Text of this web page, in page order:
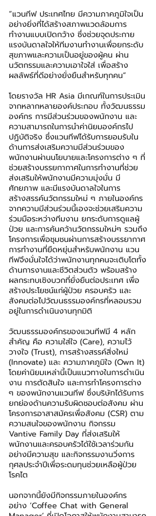
“แวนทีฟ ประเทศไทย มีความภาคภูมิใจเป็น
อย่างยิ่งที่ได้สร้างสภาพแวดล้อมการ
ทำงานแบบเปิดกว้าง ซึ่งช่วยจุดประกาย
แรงบันดาลใจให้ทีมงานทำงานเพื่อยกระดับ
สุขภาพและความเป็นอยู่ของผู้คน ผ่าน
นวัตกรรมและความเอาใจใส่ เพื่อสร้าง
ผลลัพธ์ที่ดีอย่างยั่งยืนสำหรับทุกคน”
โดยรางวัล HR Asia มีเกณฑ์ในการประเมิน
จากหลากหลายองค์ประกอบ ทั้งวัฒนธรรม
องค์กร การมีส่วนร่วมของพนักงาน และ
ความสามารถในการนำค่านิยมองค์กรไป
ปฏิบัติจริง ซึ่งแวนทีฟได้รับการยอมรับใน
ด้านการส่งเสริมความมีส่วนร่วมของ
พนักงานผ่านนโยบายและโครงการต่าง ๆ ที่
ช่วยสร้างบรรยกากาศในการทำงานที่ช่วย
ส่งเสริมให้พนักงานมีความมุ่งมั่น มี
ศักยภาพ และมีแรงบันดาลใจในการ
สร้างสรรค์นวัตกรรมใหม่ ๆ ภายในองค์กร
จากความมีส่วนร่วมนี้เองจะช่วยเสริมความ
ร่วมมือระหว่างทีมงาน ยกระดับการดูแลผู้
ป่วย และการค้นคว้านวัตกรรมใหม่ๆ รวมถึง
โครงการเพื่อชุมชนผ่านการสร้างบรรยากาศ
การทำงานที่ยืดหยุ่นสำหรับพนักงาน แวน
ทีฟจึงมั่นใจได้ว่าพนักงานทุกคนจะเติบโตทั้ง
ด้านการงานและชีวิตส่วนตัว พร้อมสร้าง
ผลกระทบเชิงบวกที่ยั่งยืนต่อประเทศ เพื่อ
สร้างประโยชน์แก่ผู้ป่วย ครอบครัว และ
สังคมต่อไปวัฒนธรรมองค์กรที่หลอมรวม
อยู่ในการดำเนินงานทุกมิติ
วัฒนธรรมองค์กรของแวนทีฟมี 4 หลัก
สำคัญ คือ ความใส่ใจ (Care), ความไว้
วางใจ (Trust), การสร้างสรรค์สิ่งใหม่
(Innovate) และ ความภาคภูมิใจ (Own It)
โดยค่านิยมเหล่านี้เป็นแนวทางในการดำเนิน
งาน การตัดสินใจ และการทำโครงการต่าง
ๆ ของพนักงานแวนทีฟ ซึ่งบริษัทได้รับการ
ยกย่องด้านความรับผิดชอบต่อสังคม ผ่าน
โครงการอาสาสมัครเพื่อสังคม (CSR) ตาม
ความสนใจของพนักงาน กิจกรรม
Vantive Family Day ที่ส่งเสริมให้
พนักงานและครอบครัวได้ใช้เวลาร่วมกัน
อย่างมีความสุข และกิจกรรมงานวิ่งการ
กุศลประจำปีเพื่อระดมทุนช่วยเหลือผู้ป่วย
โรคไต
นอกจากนี้ยังมีกิจกรรมภายในองค์กร
อย่าง ‘Coffee Chat with General